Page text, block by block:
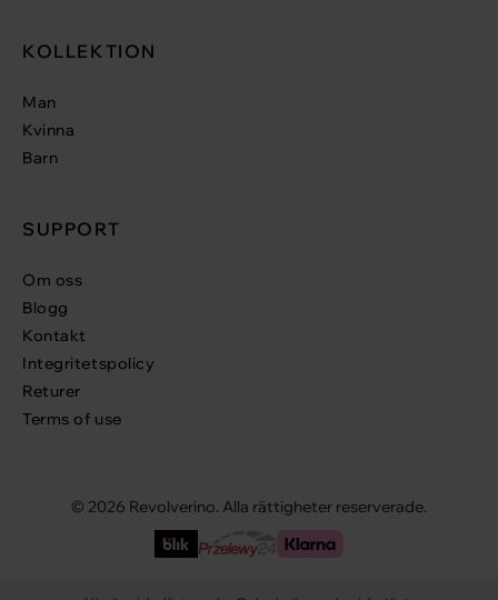
KOLLEKTION
Man
Kvinna
Barn
SUPPORT
Om oss
Blogg
Kontakt
Integritetspolicy
Returer
Terms of use
© 2026 Revolverino. Alla rättigheter reserverade.